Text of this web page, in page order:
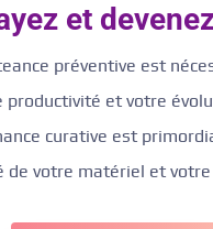
et
préventive est
productivité et votre
curative est
de votre matériel et